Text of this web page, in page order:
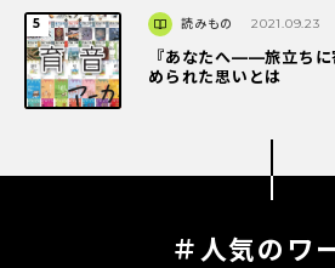
読みもの 2021.09.23
『あなたへ――旅立ち
められた思いとは
＃人気のワ